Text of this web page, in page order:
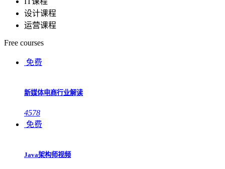
设计课程
运营课程
Free courses
免费
新媒体电商行业解读
4578
免费
Java架构师视频